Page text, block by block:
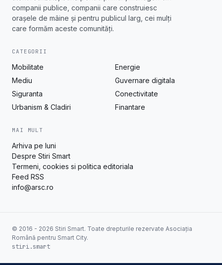
companii publice, companii care construiesc
orașele de mâine și pentru publicul larg, cei mulți
care formăm aceste comunități.
CATEGORII
Mobilitate
Energie
Mediu
Guvernare digitala
Siguranta
Conectivitate
Urbanism & Cladiri
Finantare
MAI MULT
Arhiva pe luni
Despre Stiri Smart
Termeni, cookies si politica editoriala
Feed RSS
info@arsc.ro
© 2016 - 2026 Stiri Smart. Toate drepturile rezervate Asociația
Română pentru Smart City.
stiri.smart